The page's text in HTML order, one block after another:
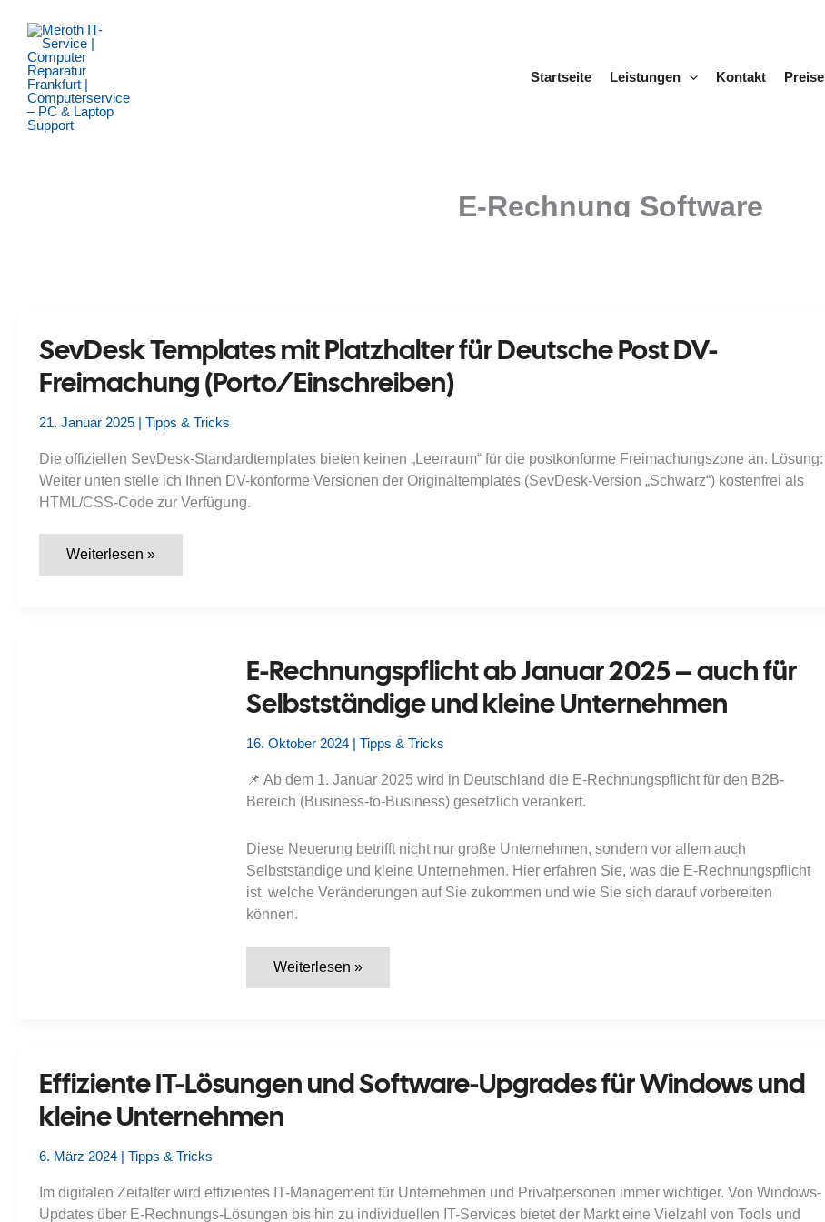
Inhalt
springen
Startseite
Leistungen Kontakt Preise
E-Rechnung Software
SevDesk Templates mit Platzhalter für Deutsche Post DV-
Freimachung (Porto/Einschreiben)
21. Januar 2025 | Tipps & Tricks
Die offiziellen SevDesk-Standardtemplates bieten keinen „Leerraum“ für die postkonforme Freimachungszone an. Lösung:
Weiter unten stelle ich Ihnen DV-konforme Versionen der Originaltemplates (SevDesk-Version „Schwarz“) kostenfrei als
HTML/CSS-Code zur Verfügung.
SevDesk
Weiterlesen »
E-Rechnungspflicht ab Januar 2025 – auch für
Selbstständige und kleine Unternehmen
16. Oktober 2024 | Tipps & Tricks
📌 Ab dem 1. Januar 2025 wird in Deutschland die E-Rechnungspflicht für den B2B-
Bereich (Business-to-Business) gesetzlich verankert.
Diese Neuerung betrifft nicht nur große Unternehmen, sondern vor allem auch
Selbstständige und kleine Unternehmen. Hier erfahren Sie, was die E-Rechnungspflicht
ist, welche Veränderungen auf Sie zukommen und wie Sie sich darauf vorbereiten
können.
E-
Selbstständige
und
kleine
Unternehmen
Weiterlesen »
Effiziente IT-Lösungen und Software-Upgrades für Windows und
kleine Unternehmen
6. März 2024 | Tipps & Tricks
Im digitalen Zeitalter wird effizientes IT-Management für Unternehmen und Privatpersonen immer wichtiger. Von Windows-
Updates über E-Rechnungs-Lösungen bis hin zu individuellen IT-Services bietet der Markt eine Vielzahl von Tools und